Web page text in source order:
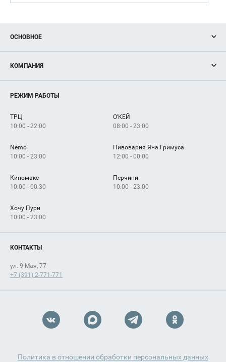
ОСНОВНОЕ
Новости
Магазины
Услуги
КОМПАНИЯ
Рекламодателям
Как добраться
РЕЖИМ РАБОТЫ
ТРЦ
10:00 - 22:00
О'КЕЙ
08:00 - 23:00
Nemo
10:00 - 23:00
Пивоварня Яна Гримуса
12:00 - 00:00
Киномакс
10:00 - 00:30
Перчини
10:00 - 23:00
Хочу Пури
10:00 - 23:00
КОНТАКТЫ
ул. 9 Мая, 77
+7 (391) 2-771-771
Политика в отношении обработки персональных данных